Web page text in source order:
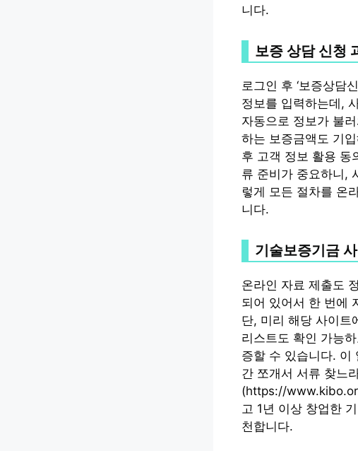
니다.
보증 상담 신청
로그인 후 ‘보증상담
정보를 입력하는데,
자동으로 정보가 불러
하는 보증금액도 기
후 고객 정보 활용 동
류 준비가 중요하니,
렇게 모든 절차를 온
니다.
기술보증기금
온라인 자료 제출도
되어 있어서 한 번에
단, 미리 해당 사이트
리스트도 확인 가능
증할 수 있습니다. 이
간 쪼개서 서류 찾느
(https://
고 1년 이상 창업한
천합니다.